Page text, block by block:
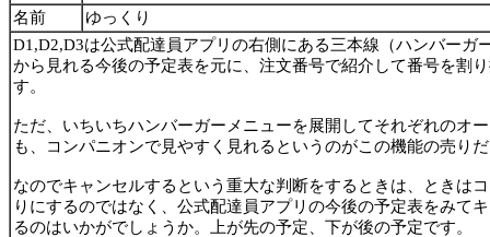
名前
ゆっくり
D1,D2,D3は公式配達員アプリの右側にある三本線（ハンバーガ
から見れる今後の予定表を元に、注文番号で紹介して番号を割
す。
ただ、いちいちハンバーガーメニューを展開してそれぞれのオ
も、コンパニオンで見やすく見れるというのがこの機能の売り
なのでキャンセルするという重大な判断をするときは、ときは
りにするのではなく、公式配達員アプリの今後の予定表をみて
るのはいかがでしょうか。上が先の予定、下が後の予定です。